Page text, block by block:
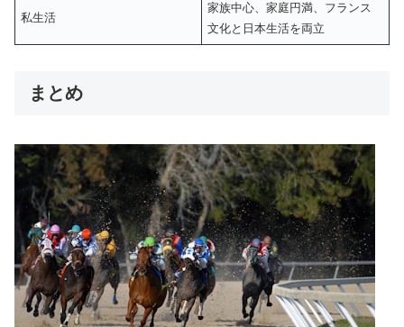
私生活
家族中心、家庭円満、フランス
文化と日本生活を両立
まとめ